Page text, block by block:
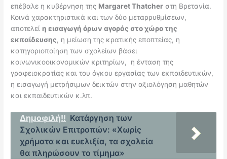
επέβαλε η κυβέρνηση της MargaretThatcher στη Βρετανία.
Κοινά χαρακτηριστικά και των δύο μεταρρυθμίσεων,
αποτελεί η εισαγωγή όρων αγοράς στο χώρο της
εκπαίδευσης, η μείωση της κρατικής εποπτείας, η
κατηγοριοποίηση των σχολείων βάσει
κοινωνικοοικονομικών κριτηρίων, η ένταση της
γραφειοκρατίας και του όγκου εργασίας των εκπαιδευτικών,
η εισαγωγή μετρήσιμων δεικτών στην αξιολόγηση μαθητών
και εκπαιδευτικών κ.λπ.
Δημοφιλή!! Κατάργηση των
Σχολικών Επιτροπών: «Χωρίς
χρήματα και ευελιξία, τα σχολεία
θα πληρώσουν το τίμημα»